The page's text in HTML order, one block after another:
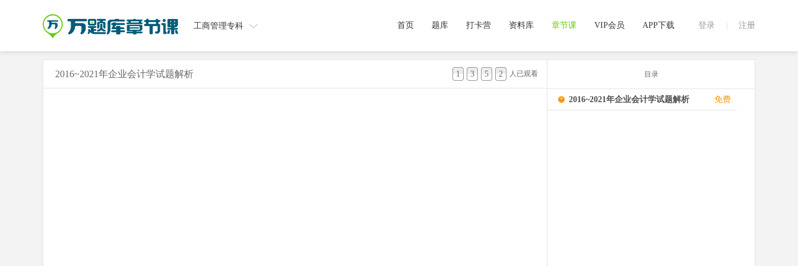
工商管理专科 登录 注册
首页 题库 打卡营 资料库 章节课 VIP会员 APP下载
2016~2021年企业会计学试题解析 1 3 5 2 人已观看 目录
+ 2016~2021年企业会计学试题解析 免费